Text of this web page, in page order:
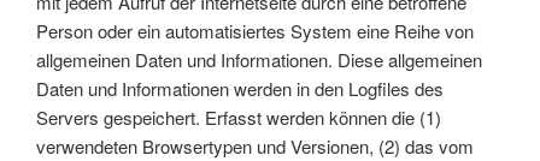
Person oder ein automatisiertes System eine Reihe von
allgemeinen Daten und Informationen. Diese allgemeinen
Daten und Informationen werden in den Logfiles des
Servers gespeichert. Erfasst werden können die (1)
verwendeten Browsertypen und Versionen, (2) das vom